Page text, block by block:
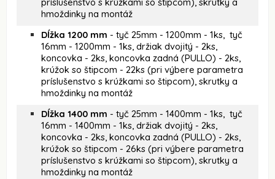
hmoždinky na montáž
Dĺžka 1200 mm - tyč 25mm - 1200mm - 1ks, tyč
16mm - 1200mm - 1ks, držiak dvojitý - 2ks,
koncovka - 2ks, koncovka zadná (PULLO) - 2ks,
krúžok so štipcom - 22ks (pri výbere parametra
príslušenstvo s krúžkami so štipcom), skrutky a
hmoždinky na montáž
Dĺžka 1400 mm - tyč 25mm - 1400mm - 1ks, tyč
16mm - 1400mm - 1ks, držiak dvojitý - 2ks,
koncovka - 2ks, koncovka zadná (PULLO) - 2ks,
krúžok so štipcom - 26ks (pri výbere parametra
príslušenstvo s krúžkami so štipcom), skrutky a
hmoždinky na montáž